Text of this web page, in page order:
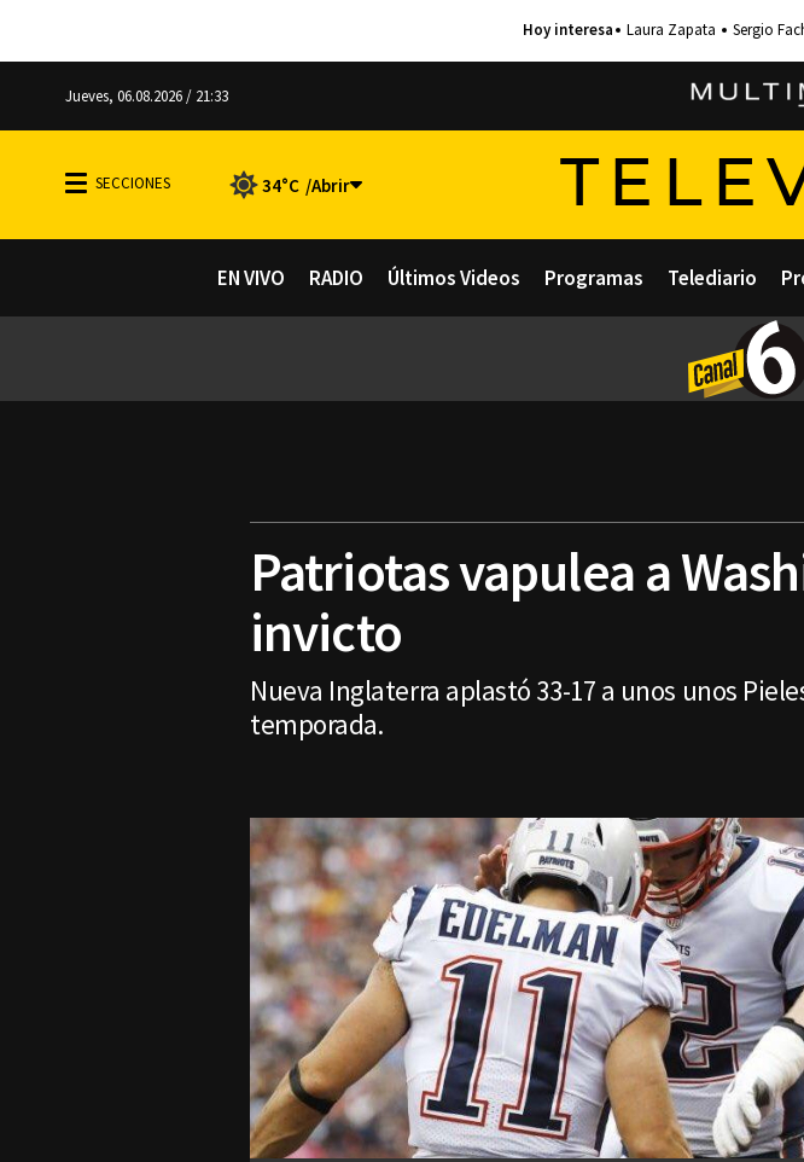
Laura Zapata Sergio
Jueves, 06.08.2026 / 21:33
34°C
EN VIVO RADIO Últimos Videos Programas Telediario
Patriotas vapulea a
invicto
Nueva Inglaterra aplastó 33-17 a unos unos
temporada.